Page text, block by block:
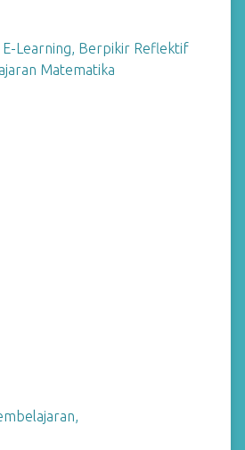
E-Learning, Berpikir Reflektif
Matematika